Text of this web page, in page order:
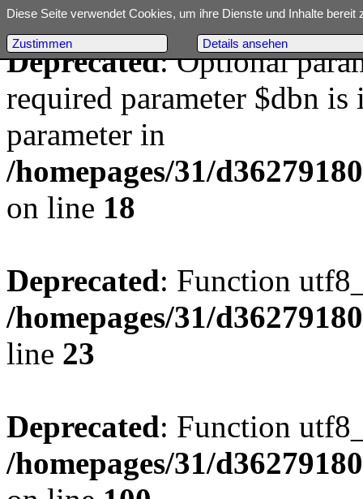
Deprecated: Optional
required parameter $dbn
parameter in
/homepages/31/
on line 18
Deprecated: Function
/homepages/31/
line 23
Deprecated: Function
/homepages/31/
Diese Seite verwendet Cookies, um ihre Dienste und Inhalte
Zustimmen Details ansehen